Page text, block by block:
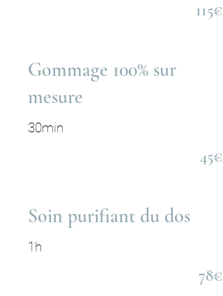
115€
Gommage 100% sur
mesure
30min
45€
Soin purifiant du dos
1h
78€